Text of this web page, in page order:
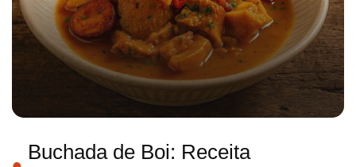
Buchada de Boi: Receita